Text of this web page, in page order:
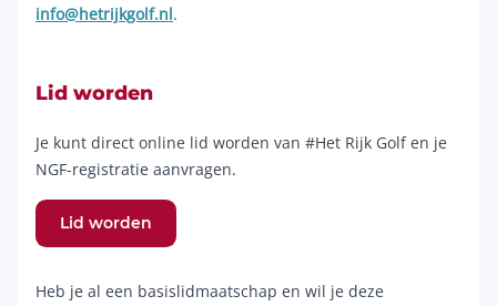
info@hetrijkgolf.nl.
Lid worden
Je kunt direct online lid worden van #Het Rijk Golf en je
NGF-registratie aanvragen.
Lid worden
Heb je al een basislidmaatschap en wil je deze